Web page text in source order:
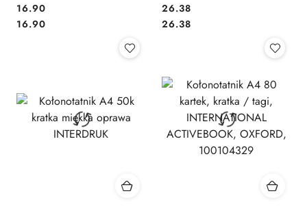
Cena:
16.90
Cena:
16.90
Cena:
26.38
Cena:
26.38